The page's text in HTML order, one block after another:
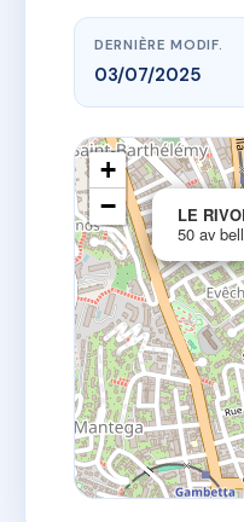
DERNIÈRE MODIF.
03/07/2025
LE
50 av
+
−